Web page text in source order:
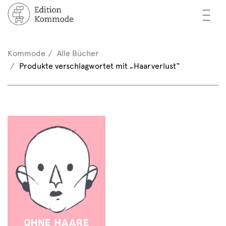
—
—
—
/ Registrieren
(0)
Kommode
Alle Bücher
Produkte verschlagwortet mit „Haarverlust“